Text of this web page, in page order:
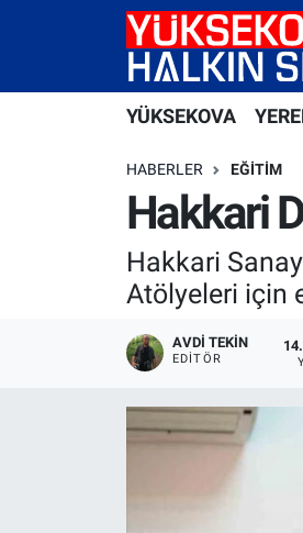
YÜKSEKOVA
HABERLER EĞITIM
Hakkari
Hakkari
Atölyeleri için
AVDI TEKIN
EDITÖR
Yüksekova Nöbetçi
Yüksekova Trafik Yoğunluk
Süper Lig Puan Durumu ve
Tüm Manşetler
Son Dakika Haberleri